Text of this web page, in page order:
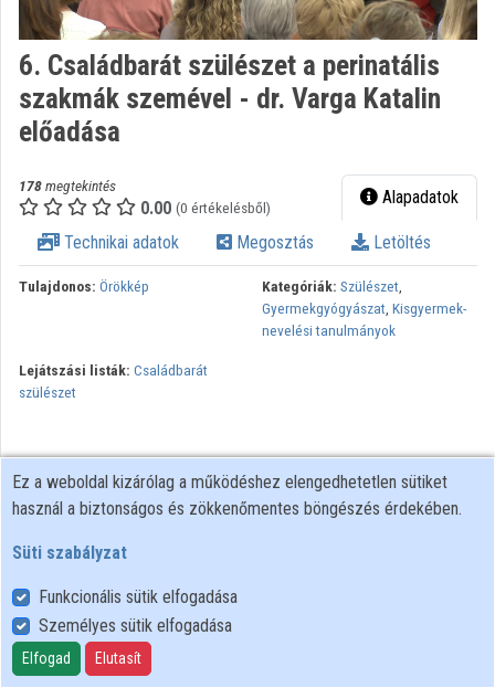
Intézmények
Közreműködők
Megjelenés:
6. Családbarát szülészet a perinatális
szakmák szemével - dr. Varga Katalin
előadása
178megtekintés
0.00 (0 értékelésből) Alapadatok
Technikai adatok Megosztás Letöltés
Tulajdonos: Örökkép Kategóriák: Szülészet,
Gyermekgyógyászat, Kisgyermek-
nevelési tanulmányok
Lejátszási listák: Családbarát
szülészet
Felhasználói szabályzat
Adatkezelési tájékoztató
Süti szabályzat
Ez a weboldal kizárólag a működéshez elengedhetetlen sütiket
használ a biztonságos és zökkenőmentes böngészés érdekében.
Süti szabályzat
Funkcionális sütik elfogadása
Személyes sütik elfogadása
Elfogad Elutasít